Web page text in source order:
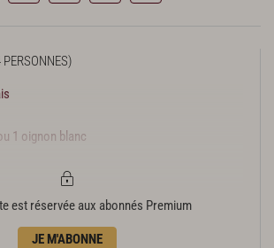
PERSONNES)
1 oignon blanc
est réservée aux abonnés Premium
JE M'ABONNE